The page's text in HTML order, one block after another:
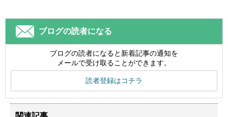
ブログの読者になる
ブログの読者になると新着記事の通知を
メールで受け取ることができます。
読者登録はコチラ